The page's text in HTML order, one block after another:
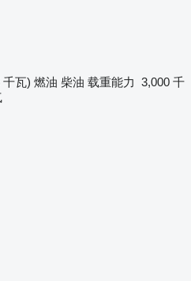
千瓦) 燃油 柴油 载重能力 3,000 千